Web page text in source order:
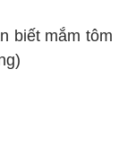
biết mắm tôm